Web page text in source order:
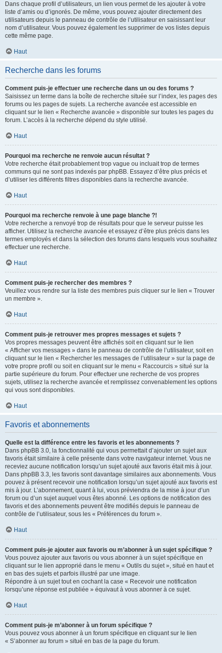
Dans chaque profil d’utilisateurs, un lien vous permet de les ajouter à votre
liste d’amis ou d’ignorés. De même, vous pouvez ajouter directement des
utilisateurs depuis le panneau de contrôle de l’utilisateur en saisissant leur
nom d’utilisateur. Vous pouvez également les supprimer de vos listes depuis
cette même page.
Haut
Recherche dans les forums
Comment puis-je effectuer une recherche dans un ou des forums ?
Saisissez un terme dans la boîte de recherche située sur l’index, les pages des
forums ou les pages de sujets. La recherche avancée est accessible en
cliquant sur le lien « Recherche avancée » disponible sur toutes les pages du
forum. L’accès à la recherche dépend du style utilisé.
Haut
Pourquoi ma recherche ne renvoie aucun résultat ?
Votre recherche était probablement trop vague ou incluait trop de termes
communs qui ne sont pas indexés par phpBB. Essayez d’être plus précis et
d’utiliser les différents filtres disponibles dans la recherche avancée.
Haut
Pourquoi ma recherche renvoie à une page blanche ?!
Votre recherche a renvoyé trop de résultats pour que le serveur puisse les
afficher. Utilisez la recherche avancée et essayez d’être plus précis dans les
termes employés et dans la sélection des forums dans lesquels vous souhaitez
effectuer une recherche.
Haut
Comment puis-je rechercher des membres ?
Veuillez vous rendre sur la liste des membres puis cliquer sur le lien « Trouver
un membre ».
Haut
Comment puis-je retrouver mes propres messages et sujets ?
Vos propres messages peuvent être affichés soit en cliquant sur le lien
« Afficher vos messages » dans le panneau de contrôle de l’utilisateur, soit en
cliquant sur le lien « Rechercher les messages de l’utilisateur » sur la page de
votre propre profil ou soit en cliquant sur le menu « Raccourcis » situé sur la
partie supérieure du forum. Pour effectuer une recherche de vos propres
sujets, utilisez la recherche avancée et remplissez convenablement les options
qui vous sont disponibles.
Haut
Favoris et abonnements
Quelle est la différence entre les favoris et les abonnements ?
Dans phpBB 3.0, la fonctionnalité qui vous permettait d’ajouter un sujet aux
favoris était similaire à celle présente dans votre navigateur internet. Vous ne
receviez aucune notification lorsqu’un sujet ajouté aux favoris était mis à jour.
Dans phpBB 3.3, les favoris sont davantage similaires aux abonnements. Vous
pouvez à présent recevoir une notification lorsqu’un sujet ajouté aux favoris est
mis à jour. L’abonnement, quant à lui, vous préviendra de la mise à jour d’un
forum ou d’un sujet auquel vous êtes abonné. Les options de notification des
favoris et des abonnements peuvent être modifiés depuis le panneau de
contrôle de l’utilisateur, sous les « Préférences du forum ».
Haut
Comment puis-je ajouter aux favoris ou m’abonner à un sujet spécifique ?
Vous pouvez ajouter aux favoris ou vous abonner à un sujet spécifique en
cliquant sur le lien approprié dans le menu « Outils du sujet », situé en haut et
en bas des sujets et parfois illustré par une image.
Répondre à un sujet tout en cochant la case « Recevoir une notification
lorsqu’une réponse est publiée » équivaut à vous abonner à ce sujet.
Haut
Comment puis-je m’abonner à un forum spécifique ?
Vous pouvez vous abonner à un forum spécifique en cliquant sur le lien
« S’abonner au forum » situé en bas de la page du forum.